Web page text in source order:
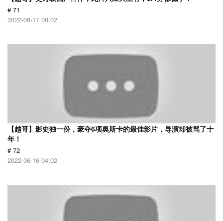
# 71
2022-06-17 08:02
【越哥】影史独一份，豪夺6项奥斯卡的最佳影片，导演却被骂了十
年！
# 72
2022-06-16 04:02